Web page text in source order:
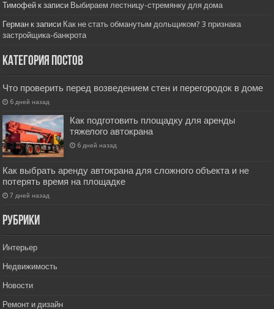
Тимофей к записи Выбираем лестницу-стремянку для дома
Герман к записи Как не стать обманутым дольщиком? 3 признака
застройщика-банкрота
Категория постов
Что проверить перед возведением стен и перегородок в доме
6 дней назад
Как подготовить площадку для аренды
тяжелого автокрана
6 дней назад
Как выбрать аренду автокрана для сложного объекта и не
потерять время на площадке
7 дней назад
РУбрики
Интерьер
Недвижимость
Новости
Ремонт и дизайн